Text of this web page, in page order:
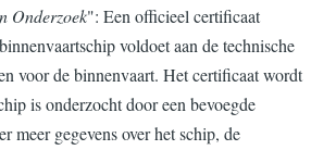
Onderzoek": Een officieel certificaat
voldoet aan de technische
voor de binnenvaart. Het certificaat wordt
is onderzocht door een bevoegde
meer gegevens over het schip, de